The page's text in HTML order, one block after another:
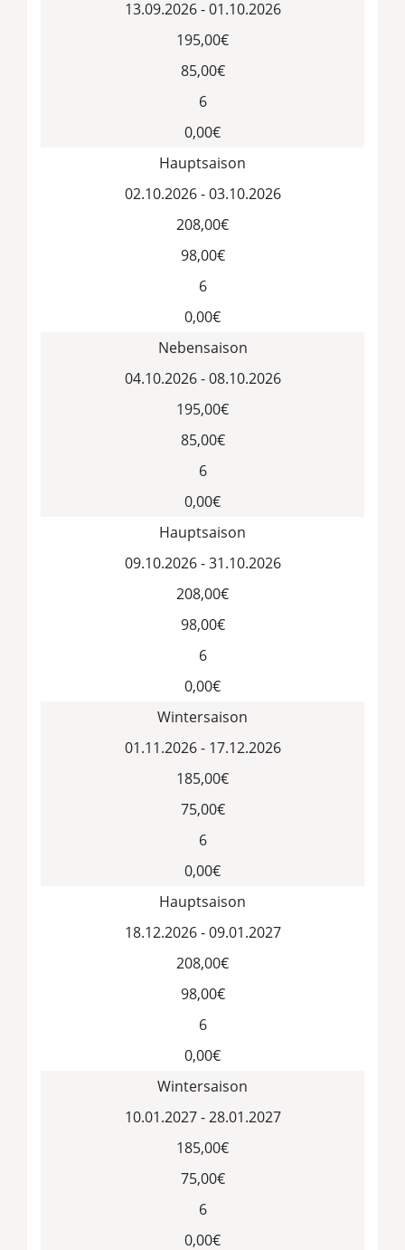
13.09.2026 - 01.10.2026
195,00€
85,00€
6
0,00€
Hauptsaison
02.10.2026 - 03.10.2026
208,00€
98,00€
6
0,00€
Nebensaison
04.10.2026 - 08.10.2026
195,00€
85,00€
6
0,00€
Hauptsaison
09.10.2026 - 31.10.2026
208,00€
98,00€
6
0,00€
Wintersaison
01.11.2026 - 17.12.2026
185,00€
75,00€
6
0,00€
Hauptsaison
18.12.2026 - 09.01.2027
208,00€
98,00€
6
0,00€
Wintersaison
10.01.2027 - 28.01.2027
185,00€
75,00€
6
0,00€